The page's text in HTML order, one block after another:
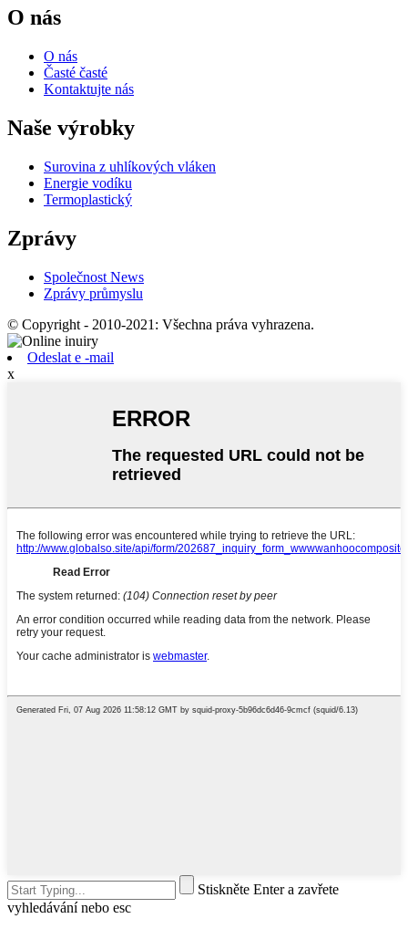
O nás
O nás
Časté časté
Kontaktujte nás
Naše výrobky
Surovina z uhlíkových vláken
Energie vodíku
Termoplastický
Zprávy
Společnost News
Zprávy průmyslu
© Copyright - 2010-2021: Všechna práva vyhrazena.
Odeslat e -mail
x
Stiskněte Enter a zavřete
vyhledávání nebo esc